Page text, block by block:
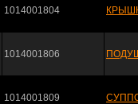
1014001804
1014001806
1014001809